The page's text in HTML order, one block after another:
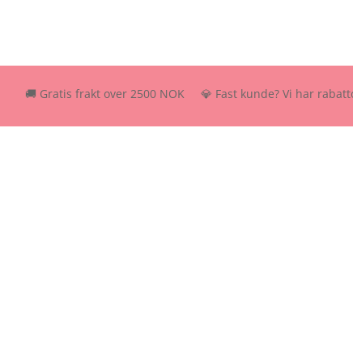
🚚 Gratis frakt over 2500 NOK 💎 Fast kunde? Vi har